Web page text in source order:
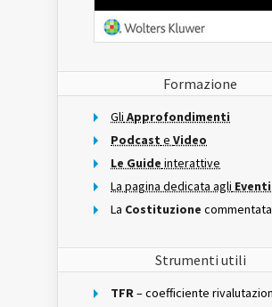
Formazione
Gli Approfondimenti
Podcast e Video
Le Guide interattive
La pagina dedicata agli Eventi
La Costituzione commentata
Strumenti utili
TFR– coefficiente